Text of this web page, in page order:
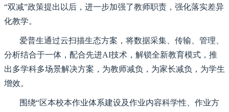
“双减”政策提出以后，进一步加强了教师职责，强化落实差异
化教学。
爱普生通过云扫描生态方案，将数据采集、传输、管理、
分析结合于一体，配合先进AI技术，解锁全新教育模式，推
出多学科多场景解决方案，为教师减负，为家长减负，为学生
增效。
围绕“区本校本作业体系建设及作业内容科学性、作业方